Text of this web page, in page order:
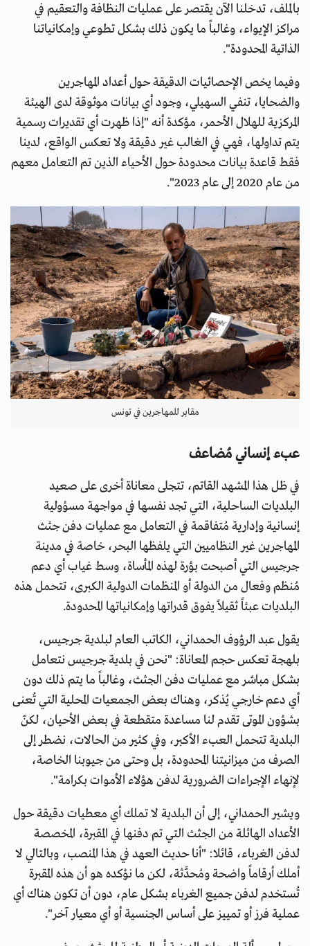
بالملف، تدخلنا الآن يقتصر على عمليات النظافة والتعقيم في
مراكز الإيواء، وغالباً ما يكون ذلك بشكل تطوعي وإمكانياتنا
الذاتية المحدودة".
وفيما يخص الإحصائيات الدقيقة حول أعداد المهاجرين
والضحايا، تنفي السهيلي، وجود أي بيانات موثوقة لدى الهيئة
المركزية للهلال الأحمر، مؤكدة أنه "إذا ظهرت أي تقديرات رسمية
يتم تداولها، فهي في الغالب غير دقيقة ولا تعكس الواقع، لدينا
فقط قاعدة بيانات محدودة حول الأحياء الذين تم التعامل معهم
من عام 2020 إلى عام 2023".
مقابر للمهاجرين في تونس
عبء إنساني مُضاعف
في ظل هذا المشهد القاتم، تتجلى معاناة أخرى على صعيد
البلديات الساحلية، التي تجد نفسها في مواجهة مسؤولية
إنسانية وإدارية مُتفاقمة في التعامل مع عمليات دفن جثث
المهاجرين غير النظاميين التي يلفظها البحر، خاصة في مدينة
جرجيس التي أصبحت بؤرة لهذه المأساة، وسط غياب أي دعم
مُنظم وفعال من الدولة أو المنظمات الدولية الكبرى، تتحمل هذه
البلديات عبئاً ثقيلاً يفوق قدراتها وإمكانياتها المحدودة.
يقول عبد الرؤوف الحمداني، الكاتب العام لبلدية جرجيس،
بلهجة تعكس حجم المعاناة: "نحن في بلدية جرجيس نتعامل
بشكل مباشر مع عمليات دفن الجثث، وغالباً ما يتم ذلك دون
أي دعم خارجي يُذكر، وهناك بعض الجمعيات المحلية التي تُعنى
بشؤون الموتى تقدم لنا مساعدة متقطعة في بعض الأحيان، لكنّ
البلدية تتحمل العبء الأكبر، وفي كثير من الحالات، نضطر إلى
الصرف من ميزانيتنا المحدودة، بل وحتى من جيوبنا الخاصة،
لإنهاء الإجراءات الضرورية لدفن هؤلاء الأموات بكرامة".
ويشير الحمداني، إلى أن البلدية لا تملك أي معطيات دقيقة حول
الأعداد الهائلة من الجثث التي تم دفنها في المقبرة، المخصصة
لدفن الغرباء، قائلا: "أنا حديث العهد في هذا المنصب، وبالتالي لا
أملك أرقاماً واضحة ومُحدَّثة، لكن ما نؤكده هو أن هذه المقبرة
تُستخدم لدفن جميع الغرباء بشكل عام، دون أن تكون هناك أي
عملية فرز أو تمييز على أساس الجنسية أو أي معيار آخر".